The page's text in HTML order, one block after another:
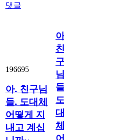
댓글
196695
아. 친구님
들. 도대체
어떻게 지
내고 계십
아.
친
구
님
들.
도
대
체